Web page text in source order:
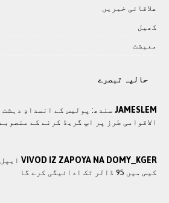
علاقائی خبريں
کھيل
معيشت
حالیہ تبصرے
JAMESLEM سندھ: پوليس کے انسدادِ
الاقوامی طرز پر اپ گریڈ کرنے کے
VIVOD IZ ZAPOYA NA DOMY_KGER
کیس میں 95 ڈالر تک ادائیگی کرے گا